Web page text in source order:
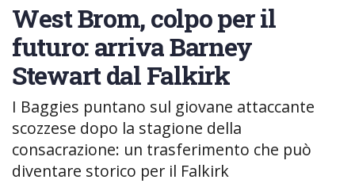
West Brom, colpo per il
futuro: arriva Barney
Stewart dal Falkirk
I Baggies puntano sul giovane attaccante
scozzese dopo la stagione della
consacrazione: un trasferimento che può
diventare storico per il Falkirk